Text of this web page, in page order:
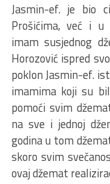
Jasmin-ef. je bio
Prošićima, već i u
imam susjednog
Horozović ispred
poklon Jasmin-ef.
imamima koji su
pomoći svim
na sve i jednoj
godina u tom
skoro svim
ovaj džemat